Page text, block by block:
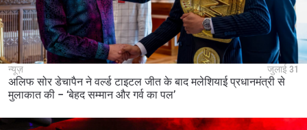
न्यूज़ जुलाई 31
अलिफ सोर डेचापैन ने वर्ल्ड टाइटल जीत के बाद मलेशियाई प्रधानमंत्री से
मुलाकात की – ‘बेहद सम्मान और गर्व का पल’